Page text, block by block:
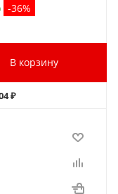
-36%
В корзину
₽